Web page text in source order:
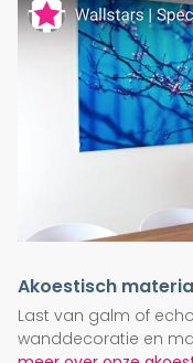
Akoestisch
Last van galm of
wanddecoratie en